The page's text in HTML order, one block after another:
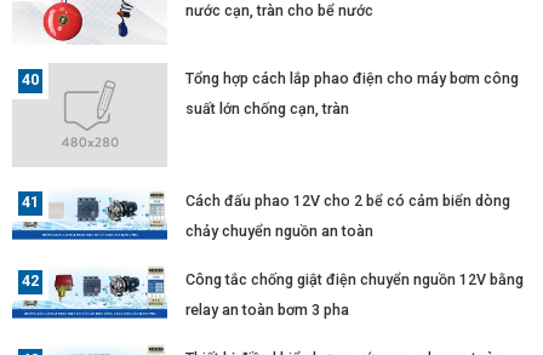
nước cạn, tràn cho bể nước
Tổng hợp cách lắp phao điện cho máy bơm công
suất lớn chống cạn, tràn
Cách đấu phao 12V cho 2 bể có cảm biển dòng
chảy chuyển nguồn an toàn
Công tắc chống giật điện chuyển nguồn 12V bằng
relay an toàn bơm 3 pha